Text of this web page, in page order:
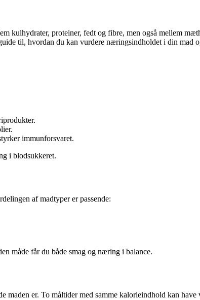
kulhydrater, proteiner, fedt og fibre, men også mellem
til, hvordan du kan vurdere næringsindholdet i din mad
immunforsvaret.
i blodsukkeret.
af madtyper er passende:
måde får du både smag og næring i balance.
er. To måltider med samme kalorieindhold kan